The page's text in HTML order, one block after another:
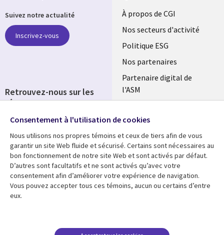
Useful
links
FRANCE
À propos de CGI
Nos secteurs d'activité
Politique ESG
Nos partenaires
Partenaire digital de
l'ASM
Fusions
Ressources
Library
Links
Articles
Blog
Support
Legal
Accessibilité
conditions juridiques
Suivez notre actualité
Inscrivez-vous
Retrouvez-nous sur les
réseaux
Social
Media
FRANCE
Consentement à l'utilisation de cookies
Nous utilisons nos propres témoins et ceux de tiers afin de vous
garantir un site Web fluide et sécurisé. Certains sont nécessaires au
bon fonctionnement de notre site Web et sont activés par défaut.
D’autres sont facultatifs et ne sont activés qu’avec votre
consentement afin d’améliorer votre expérience de navigation.
Vous pouvez accepter tous ces témoins, aucun ou certains d’entre
eux.